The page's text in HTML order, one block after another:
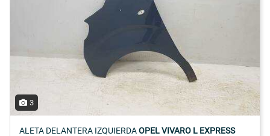
3
ALETA DELANTERA IZQUIERDAOPEL VIVARO L EXPRESS